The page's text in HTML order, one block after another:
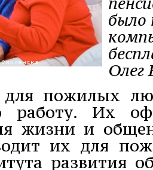
было
Олег
для пожилых
работу. Их
жизни и
их для
развития